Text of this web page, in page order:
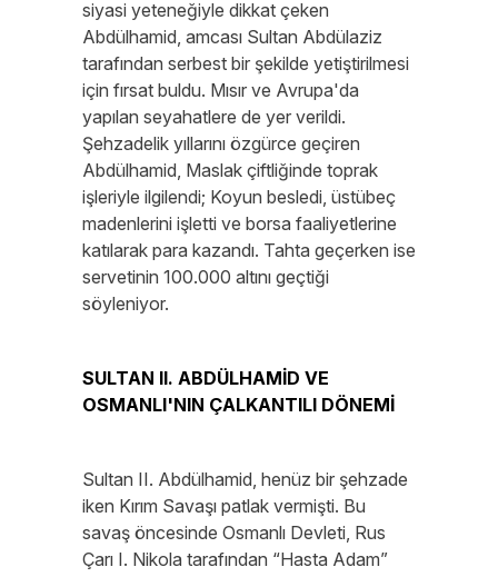
siyasi yeteneğiyle dikkat çeken
Abdülhamid, amcası Sultan Abdülaziz
tarafından serbest bir şekilde yetiştirilmesi
için fırsat buldu. Mısır ve Avrupa'da
yapılan seyahatlere de yer verildi.
Şehzadelik yıllarını özgürce geçiren
Abdülhamid, Maslak çiftliğinde toprak
işleriyle ilgilendi; Koyun besledi, üstübeç
madenlerini işletti ve borsa faaliyetlerine
katılarak para kazandı. Tahta geçerken ise
servetinin 100.000 altını geçtiği
söyleniyor.
SULTAN II. ABDÜLHAMİD VE
OSMANLI'NIN ÇALKANTILI DÖNEMİ
Sultan II. Abdülhamid, henüz bir şehzade
iken Kırım Savaşı patlak vermişti. Bu
savaş öncesinde Osmanlı Devleti, Rus
Çarı I. Nikola tarafından “Hasta Adam”